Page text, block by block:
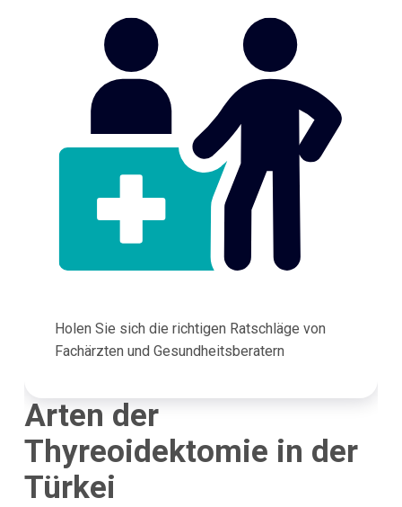
Holen Sie sich die richtigen Ratschläge von
Fachärzten und Gesundheitsberatern
Arten der
Thyreoidektomie in der
Türkei